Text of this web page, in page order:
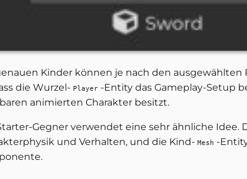
Kinder können je nach den
die Wurzel- Player -Entity das Gameplay-Setup
animierten Charakter besitzt.
Gegner verwendet eine sehr ähnliche Idee.
und Verhalten, und die Kind- Mesh -